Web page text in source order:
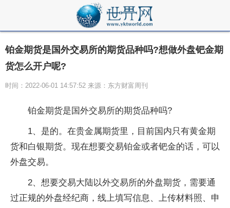
铂金期货是国外交易所的期货品种吗?想做外盘钯金期
货怎么开户呢?
时间：2022-06-01 14:57:52 来源：东方财富周刊
铂金期货是国外交易所的期货品种吗?
1、是的。在贵金属期货里，目前国内只有黄金期
货和白银期货。现在想要交易铂金或者钯金的话，可以
外盘交易。
2、想要交易大陆以外交易所的外盘期货，需要通
过正规的外盘经纪商，线上填写信息、上传材料照、申